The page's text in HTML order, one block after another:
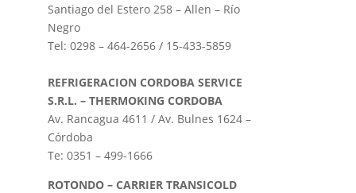
Santiago del Estero 258 – Allen – Río
Negro
Tel: 0298 – 464-2656 / 15-433-5859
REFRIGERACION CORDOBA SERVICE
S.R.L. – THERMOKING CORDOBA
Av. Rancagua 4611 / Av. Bulnes 1624 –
Córdoba
Te: 0351 – 499-1666
ROTONDO – CARRIER TRANSICOLD